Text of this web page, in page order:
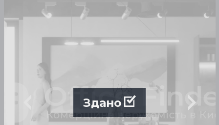
Здано